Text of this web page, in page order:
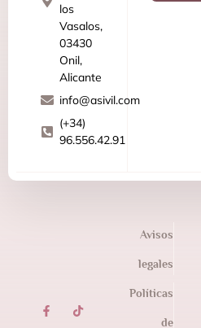
los
Vasalos,
03430
Onil,
Alicante
info@asivil.com
(+34)
96.556.42.91
Avisos
legales
Políticas
de